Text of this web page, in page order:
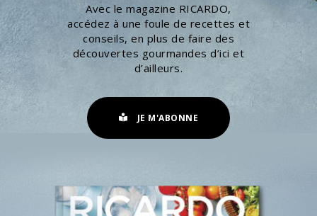
Avec le magazine RICARDO,
accédez à une foule de recettes et
conseils, en plus de faire des
découvertes gourmandes d’ici et
d’ailleurs.
JE M'ABONNE